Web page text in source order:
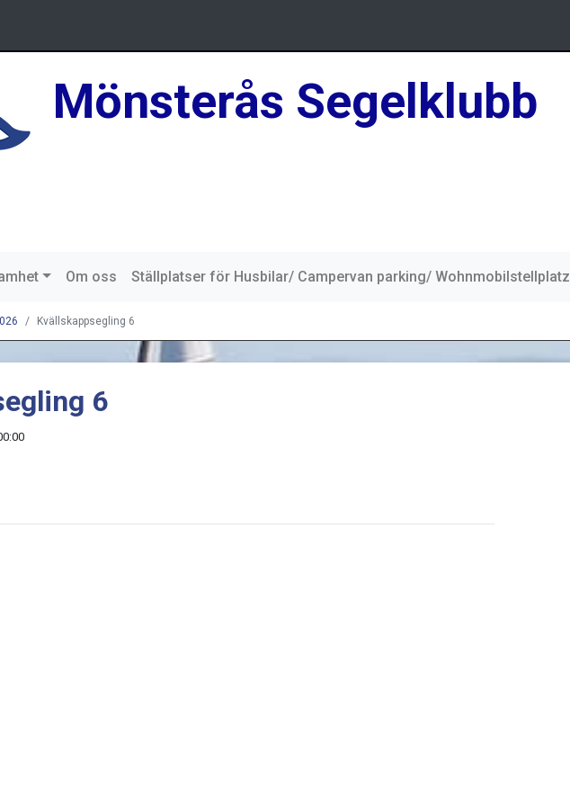
Mönsterås Segelklubb
Om oss Ställplatser för Husbilar/ Campervan parking/ Wohnmobilstellplatz
Kvällskappsegling 6
6